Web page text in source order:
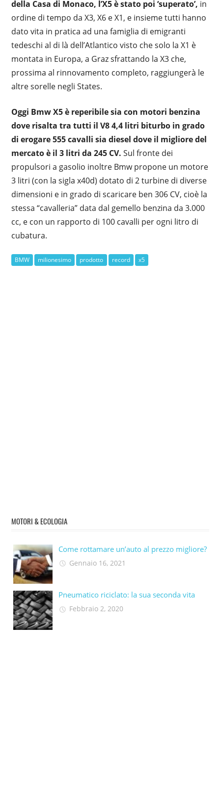
della Casa di Monaco, l’X5 è stato poi ‘superato’, in
ordine di tempo da X3, X6 e X1, e insieme tutti hanno
dato vita in pratica ad una famiglia di emigranti
tedeschi al di là dell’Atlantico visto che solo la X1 è
montata in Europa, a Graz sfrattando la X3 che,
prossima al rinnovamento completo, raggiungerà le
altre sorelle negli States.
Oggi Bmw X5 è reperibile sia con motori benzina
dove risalta tra tutti il V8 4,4 litri biturbo in grado
di erogare 555 cavalli sia diesel dove il migliore del
mercato è il 3 litri da 245 CV. Sul fronte dei
propulsori a gasolio inoltre Bmw propone un motore
3 litri (con la sigla x40d) dotato di 2 turbine di diverse
dimensioni e in grado di scaricare ben 306 CV, cioè la
stessa “cavalleria” data dal gemello benzina da 3.000
cc, e con un rapporto di 100 cavalli per ogni litro di
cubatura.
BMW milionesimo prodotto record x5
MOTORI & ECOLOGIA
Come rottamare un’auto al prezzo migliore?
Gennaio 16, 2021
Pneumatico riciclato: la sua seconda vita​
Febbraio 2, 2020